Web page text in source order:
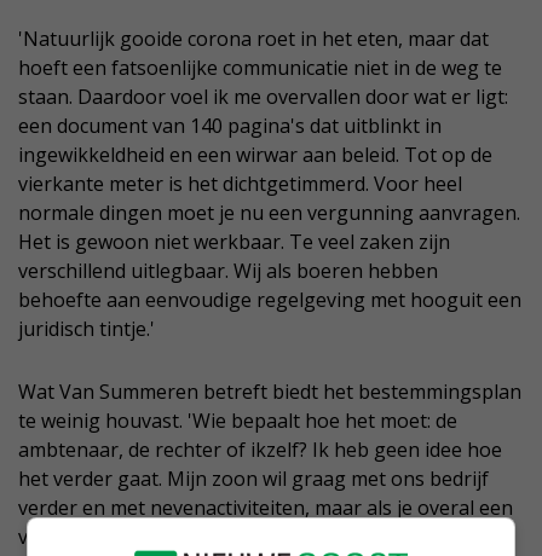
'Natuurlijk gooide corona roet in het eten, maar dat
hoeft een fatsoenlijke communicatie niet in de weg te
staan. Daardoor voel ik me overvallen door wat er ligt:
een document van 140 pagina's dat uitblinkt in
ingewikkeldheid en een wirwar aan beleid. Tot op de
vierkante meter is het dichtgetimmerd. Voor heel
normale dingen moet je nu een vergunning aanvragen.
Het is gewoon niet werkbaar. Te veel zaken zijn
verschillend uitlegbaar. Wij als boeren hebben
behoefte aan eenvoudige regelgeving met hooguit een
juridisch tintje.'
Wat Van Summeren betreft biedt het bestemmingsplan
te weinig houvast. 'Wie bepaalt hoe het moet: de
ambtenaar, de rechter of ikzelf? Ik heb geen idee hoe
het verder gaat. Mijn zoon wil graag met ons bedrijf
verder en met nevenactiviteiten, maar als je overal een
vergunning voor nodig hebt, wordt het ondoenlijk. Dat